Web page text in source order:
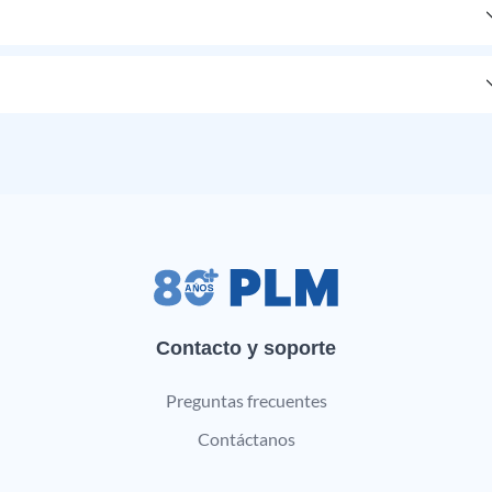
Contacto y soporte
Preguntas frecuentes
Contáctanos